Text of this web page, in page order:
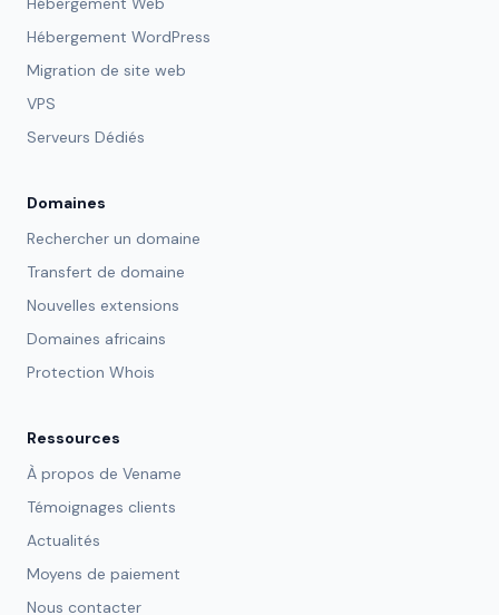
Hébergement WordPress
Migration de site web
VPS
Serveurs Dédiés
Domaines
Rechercher un domaine
Transfert de domaine
Nouvelles extensions
Domaines africains
Protection Whois
Ressources
À propos de Vename
Témoignages clients
Actualités
Moyens de paiement
Nous contacter